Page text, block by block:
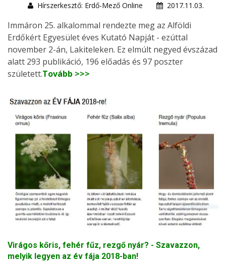
Hírszerkesztő: Erdő-Mező Online
2017.11.03.
Immáron 25. alkalommal rendezte meg az Alföldi
Erdőkért Egyesület éves Kutató Napját - ezúttal
november 2-án, Lakiteleken. Ez elmúlt negyed évszázad
alatt 293 publikáció, 196 előadás és 97 poszter
született.Tovább >>>
Virágos kőris, fehér fűz, rezgő nyár? - Szavazzon,
melyik legyen az év fája 2018-ban!